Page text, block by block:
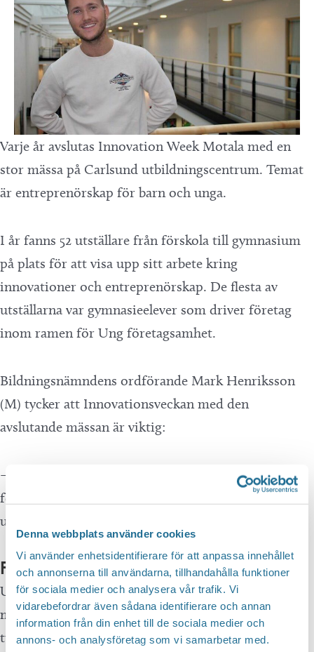
Denna webbplats använder cookies
Vi använder enhetsidentifierare för att anpassa innehållet
och annonserna till användarna, tillhandahålla funktioner
för sociala medier och analysera vår trafik. Vi
vidarebefordrar även sådana identifierare och annan
information från din enhet till de sociala medier och
annons- och analysföretag som vi samarbetar med.
Varje år avslutas Innovation Week Motala med en
stor mässa på Carlsund utbildningscentrum. Temat
är entreprenörskap för barn och unga.
I år fanns 52 utställare från förskola till gymnasium
på plats för att visa upp sitt arbete kring
innovationer och entreprenörskap. De flesta av
utställarna var gymnasieelever som driver företag
inom ramen för Ung företagsamhet.
Bildningsnämndens ordförande Mark Henriksson
(M) tycker att Innovationsveckan med den
avslutande mässan är viktig:
– Det är viktigt eftersom skolan är en förberedelse
för yrkeslivet. Då är arbetet med innovationer och
utveckling centralt.
Förberedelse för yrkeslivet
Under mässan det mycket som händer och det krävs
mycket logistik. Elever från hotell- och
turismprogrammet agerar värdar under hela dagen.